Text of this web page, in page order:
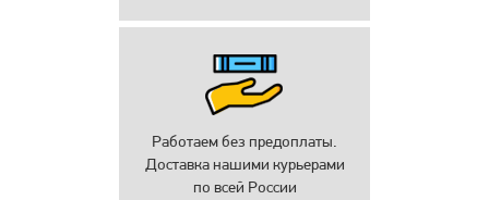
Работаем без предоплаты.
Доставка нашими курьерами
по всей России